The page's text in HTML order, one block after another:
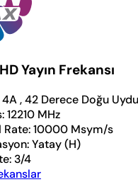
Yayın Frekansı
, 42 Derece Doğu
12210 MHz
10000 Msym/s
Yatay (H)
3/4